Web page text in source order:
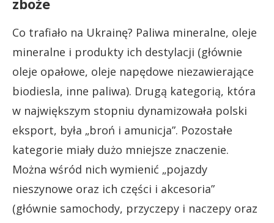
Co trafiało na Ukrainę? Paliwa mineralne, oleje
mineralne i produkty ich destylacji (głównie
oleje opałowe, oleje napędowe niezawierające
biodiesla, inne paliwa). Drugą kategorią, która
w największym stopniu dynamizowała polski
eksport, była „broń i amunicja”. Pozostałe
kategorie miały dużo mniejsze znaczenie.
Można wśród nich wymienić „pojazdy
nieszynowe oraz ich części i akcesoria”
(głównie samochody, przyczepy i naczepy oraz